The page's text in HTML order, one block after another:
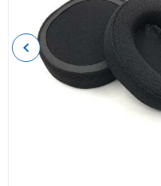
Previous